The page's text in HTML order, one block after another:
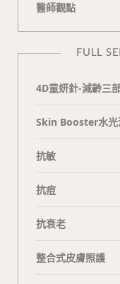
醫師觀點
FULL
4D童妍針-減齡三
Skin Booster水光
抗敏
抗痘
抗衰老
整合式皮膚照護